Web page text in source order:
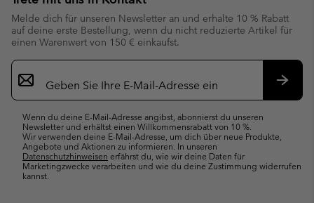
Melde dich für unseren Newsletter an und erhalte 10 % Rabatt
auf deine erste Bestellung, wenn du nicht reduzierte Artikel für
einen Warenwert von 150 € einkaufst.
Newsletter-
Anmeldung
Wenn du deine E-Mail-Adresse angibst, abonnierst du unseren
Newsletter und erhältst einen Willkommensrabatt von 10 %.
Wir verwenden deine E-Mail-Adresse, um dich über neue Produkte,
Angebote und Aktionen zu informieren. In unseren
Datenschutzhinweisen erfährst du, wie wir deine Daten für
Marketingzwecke verarbeiten und wie du deine Zustimmung widerrufen
kannst.